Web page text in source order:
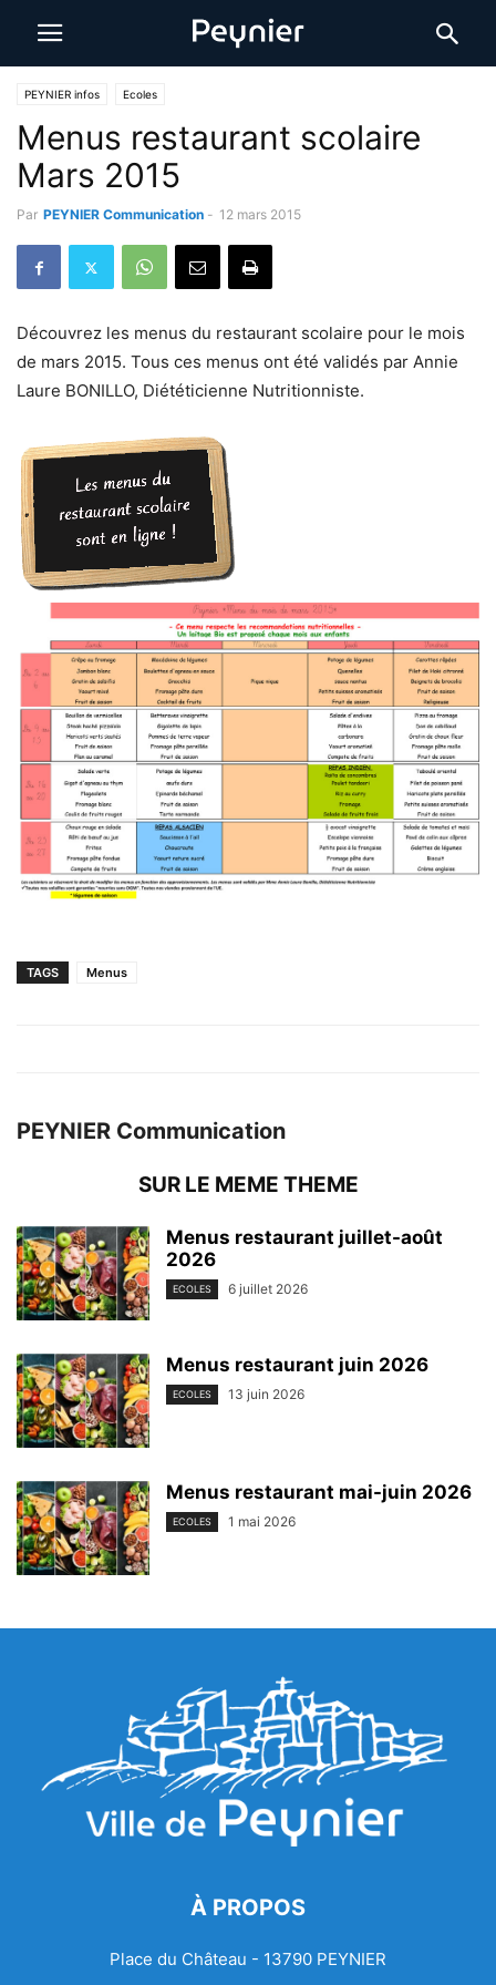
PEYNIER infos Ecoles
Menus restaurant scolaire
Mars 2015
Par PEYNIER Communication - 12 mars 2015
Découvrez les menus du restaurant scolaire pour le mois
de mars 2015. Tous ces menus ont été validés par Annie
Laure BONILLO, Diététicienne Nutritionniste.
TAGS Menus
PEYNIER Communication
SUR LE MEME THEME
Menus restaurant juillet-août
2026
ECOLES 6 juillet 2026
Menus restaurant juin 2026
ECOLES 13 juin 2026
Menus restaurant mai-juin 2026
ECOLES 1 mai 2026
À PROPOS
Place du Château - 13790 PEYNIER